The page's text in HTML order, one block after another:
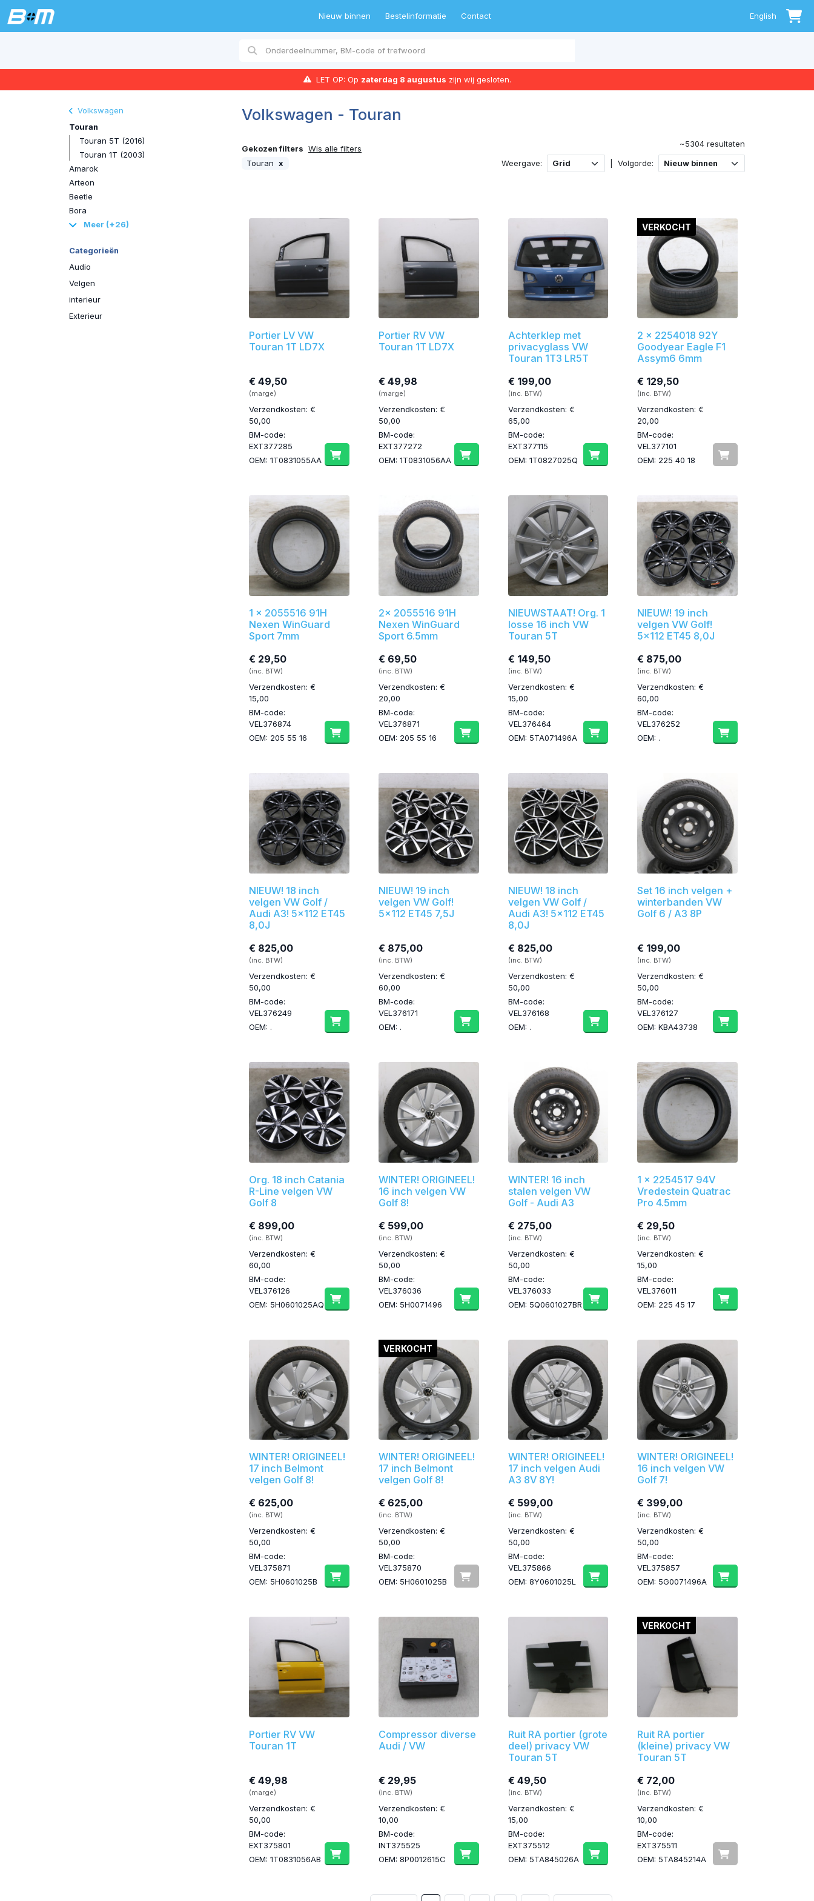
Nieuw binnen Bestelinformatie Contact English 0
LET OP: Op zaterdag 8 augustus zijn wij gesloten.
Volkswagen
Touran
Touran 5T (2016)
Touran 1T (2003)
Amarok
Arteon
Beetle
Bora
Meer (+26)
Categorieën
Audio
Velgen
interieur
Exterieur
Volkswagen - Touran
Gekozen filters Wis alle filters
Touran x
~5304 resultaten
Weergave:
Volgorde:
Portier LV VW
Touran 1T LD7X
€ 49,50
(marge)
Verzendkosten: €
50,00
BM-code:
EXT377285
OEM: 1T0831055AA
Portier RV VW
Touran 1T LD7X
€ 49,98
(marge)
Verzendkosten: €
50,00
BM-code:
EXT377272
OEM: 1T0831056AA
Achterklep met
privacyglass VW
Touran 1T3 LR5T
€ 199,00
(inc. BTW)
Verzendkosten: €
65,00
BM-code:
EXT377115
OEM: 1T0827025Q
VERKOCHT
2 x 2254018 92Y
Goodyear Eagle F1
Assym6 6mm
€ 129,50
(inc. BTW)
Verzendkosten: €
20,00
BM-code:
VEL377101
OEM: 225 40 18
1 x 2055516 91H
Nexen WinGuard
Sport 7mm
€ 29,50
(inc. BTW)
Verzendkosten: €
15,00
BM-code:
VEL376874
OEM: 205 55 16
2x 2055516 91H
Nexen WinGuard
Sport 6.5mm
€ 69,50
(inc. BTW)
Verzendkosten: €
20,00
BM-code:
VEL376871
OEM: 205 55 16
NIEUWSTAAT! Org. 1
losse 16 inch VW
Touran 5T
€ 149,50
(inc. BTW)
Verzendkosten: €
15,00
BM-code:
VEL376464
OEM: 5TA071496A
NIEUW! 19 inch
velgen VW Golf!
5x112 ET45 8,0J
€ 875,00
(inc. BTW)
Verzendkosten: €
60,00
BM-code:
VEL376252
OEM: .
NIEUW! 18 inch
velgen VW Golf /
Audi A3! 5x112 ET45
8,0J
€ 825,00
(inc. BTW)
Verzendkosten: €
50,00
BM-code:
VEL376249
OEM: .
NIEUW! 19 inch
velgen VW Golf!
5x112 ET45 7,5J
€ 875,00
(inc. BTW)
Verzendkosten: €
60,00
BM-code:
VEL376171
OEM: .
NIEUW! 18 inch
velgen VW Golf /
Audi A3! 5x112 ET45
8,0J
€ 825,00
(inc. BTW)
Verzendkosten: €
50,00
BM-code:
VEL376168
OEM: .
Set 16 inch velgen +
winterbanden VW
Golf 6 / A3 8P
€ 199,00
(inc. BTW)
Verzendkosten: €
50,00
BM-code:
VEL376127
OEM: KBA43738
Org. 18 inch Catania
R-Line velgen VW
Golf 8
€ 899,00
(inc. BTW)
Verzendkosten: €
60,00
BM-code:
VEL376126
OEM: 5H0601025AQ
WINTER! ORIGINEEL!
16 inch velgen VW
Golf 8!
€ 599,00
(inc. BTW)
Verzendkosten: €
50,00
BM-code:
VEL376036
OEM: 5H0071496
WINTER! 16 inch
stalen velgen VW
Golf - Audi A3
€ 275,00
(inc. BTW)
Verzendkosten: €
50,00
BM-code:
VEL376033
OEM: 5Q0601027BR
1 x 2254517 94V
Vredestein Quatrac
Pro 4.5mm
€ 29,50
(inc. BTW)
Verzendkosten: €
15,00
BM-code:
VEL376011
OEM: 225 45 17
WINTER! ORIGINEEL!
17 inch Belmont
velgen Golf 8!
€ 625,00
(inc. BTW)
Verzendkosten: €
50,00
BM-code:
VEL375871
OEM: 5H0601025B
VERKOCHT
WINTER! ORIGINEEL!
17 inch Belmont
velgen Golf 8!
€ 625,00
(inc. BTW)
Verzendkosten: €
50,00
BM-code:
VEL375870
OEM: 5H0601025B
WINTER! ORIGINEEL!
17 inch velgen Audi
A3 8V 8Y!
€ 599,00
(inc. BTW)
Verzendkosten: €
50,00
BM-code:
VEL375866
OEM: 8Y0601025L
WINTER! ORIGINEEL!
16 inch velgen VW
Golf 7!
€ 399,00
(inc. BTW)
Verzendkosten: €
50,00
BM-code:
VEL375857
OEM: 5G0071496A
Portier RV VW
Touran 1T
€ 49,98
(marge)
Verzendkosten: €
50,00
BM-code:
EXT375801
OEM: 1T0831056AB
Compressor diverse
Audi / VW
€ 29,95
(inc. BTW)
Verzendkosten: €
10,00
BM-code:
INT375525
OEM: 8P0012615C
Ruit RA portier (grote
deel) privacy VW
Touran 5T
€ 49,50
(inc. BTW)
Verzendkosten: €
15,00
BM-code:
EXT375512
OEM: 5TA845026A
VERKOCHT
Ruit RA portier
(kleine) privacy VW
Touran 5T
€ 72,00
(inc. BTW)
Verzendkosten: €
10,00
BM-code:
EXT375511
OEM: 5TA845214A